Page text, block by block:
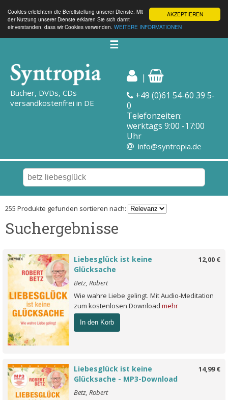
AKZEPTIEREN
Cookies erleichtern die Bereitstellung unserer Dienste. Mit
der Nutzung unserer Dienste erklären Sie sich damit
einverstanden, dass wir Cookies verwenden. WEITERE INFORMATIONEN
☰
Bücher, DVDs, CDs
versandkostenfrei in DE
|
+49 (0)61 54-60 39 5-
0
Telefonzeiten:
werktags 9:00 -17:00
Uhr
info@syntropia.de
255 Produkte gefunden sortieren nach:
Suchergebnisse
12,00 €
Liebesglück ist keine
Glücksache
Betz, Robert
Wie wahre Liebe gelingt. Mit Audio-Meditation
zum kostenlosen Download mehr
In den Korb
14,99 €
Liebesglück ist keine
Glücksache - MP3-Download
Betz, Robert